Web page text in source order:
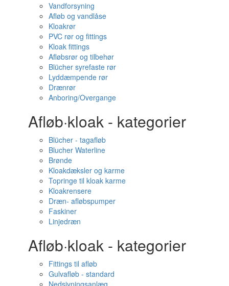
Vandforsyning
Afløb og vandlåse
Kloakrør
PVC rør og fittings
Kloak fittings
Afløbsrør og tilbehør
Blücher syrefaste rør
Lyddæmpende rør
Drænrør
Anboring/Overgange
Afløb·kloak - kategorier
Blücher - tagafløb
Blucher Waterline
Brønde
Kloakdæksler og karme
Topringe til kloak karme
Kloakrensere
Dræn- afløbspumper
Faskiner
Linjedræn
Afløb·kloak - kategorier
Fittings til afløb
Gulvafløb - standard